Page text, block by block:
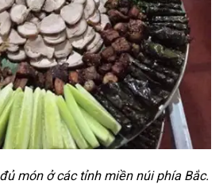
món ở các tỉnh miền núi phía Bắc.